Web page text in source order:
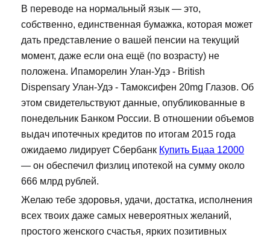
В переводе на нормальный язык — это,
собственно, единственная бумажка, которая может
дать представление о вашей пенсии на текущий
момент, даже если она ещё (по возрасту) не
положена. Ипаморелин Улан-Удэ - British
Dispensary Улан-Удэ - Тамоксифен 20mg Глазов. Об
этом свидетельствуют данные, опубликованные в
понедельник Банком России. В отношении объемов
выдач ипотечных кредитов по итогам 2015 года
ожидаемо лидирует Сбербанк Купить Бцаа 12000
— он обеспечил физлиц ипотекой на сумму около
666 млрд рублей.
Желаю тебе здоровья, удачи, достатка, исполнения
всех твоих даже самых невероятных желаний,
простого женского счастья, ярких позитивных